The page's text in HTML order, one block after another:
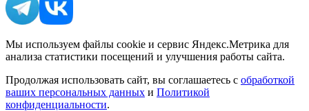
Мы используем файлы cookie и сервис Яндекс.Метрика для
анализа статистики посещений и улучшения работы сайта.
Продолжая использовать сайт, вы соглашаетесь с обработкой
ваших персональных данных и Политикой
конфиденциальности.